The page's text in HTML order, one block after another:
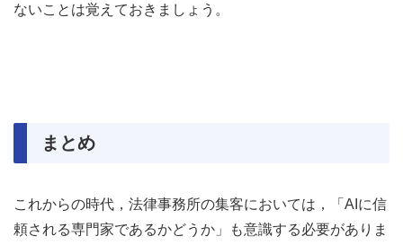
ないことは覚えておきましょう。
まとめ
これからの時代，法律事務所の集客においては，「AIに信
頼される専門家であるかどうか」も意識する必要がありま